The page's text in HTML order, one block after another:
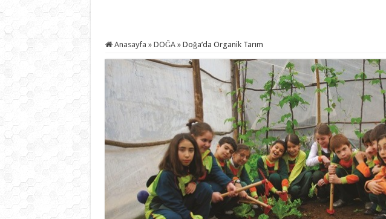
Anasayfa » DOĞA » Doğa’da Organik Tarım